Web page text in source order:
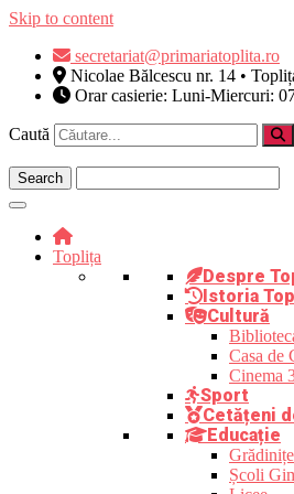
Skip to content
secretariat@primariatoplita.ro
Nicolae Bălcescu nr. 14 •
Orar casierie: Luni-Miercuri:
Caută
Toplița
Despre
Istoria
Cultură
Casa de
Cinema
Sport
Cetățeni
Educație
Grădinițe
Școli